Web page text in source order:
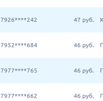
7926****242 47 руб.
7952****684 46 руб.
7977****765 46 руб.
7977****662 46 руб.